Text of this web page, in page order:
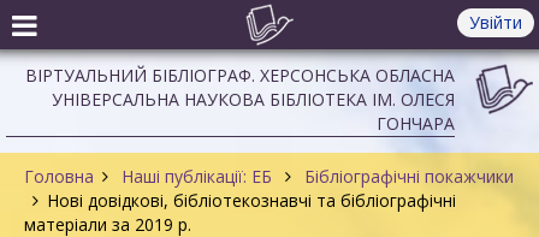
Увійти
ВІРТУАЛЬНИЙ БІБЛІОГРАФ. ХЕРСОНСЬКА ОБЛАСНА
УНІВЕРСАЛЬНА НАУКОВА БІБЛІОТЕКА ІМ. ОЛЕСЯ
ГОНЧАРА
Головна Наші публікації: ЕБ
Бібліографічні покажчики
Нові довідкові, бібліотекознавчі та бібліографічні
матеріали за 2019 р.